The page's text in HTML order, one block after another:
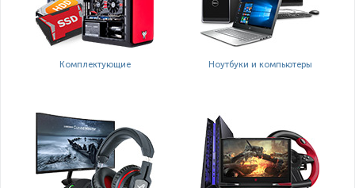
Комплектующие Ноутбуки и компьютеры